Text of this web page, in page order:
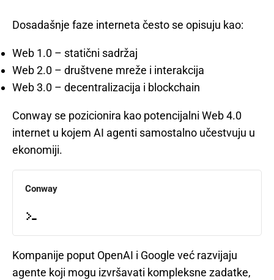
Dosadašnje faze interneta često se opisuju kao:
Web 1.0 – statični sadržaj
Web 2.0 – društvene mreže i interakcija
Web 3.0 – decentralizacija i blockchain
Conway se pozicionira kao potencijalni Web 4.0
internet u kojem AI agenti samostalno učestvuju u
ekonomiji.
Conway
Kompanije poput OpenAI i Google već razvijaju
agente koji mogu izvršavati kompleksne zadatke,